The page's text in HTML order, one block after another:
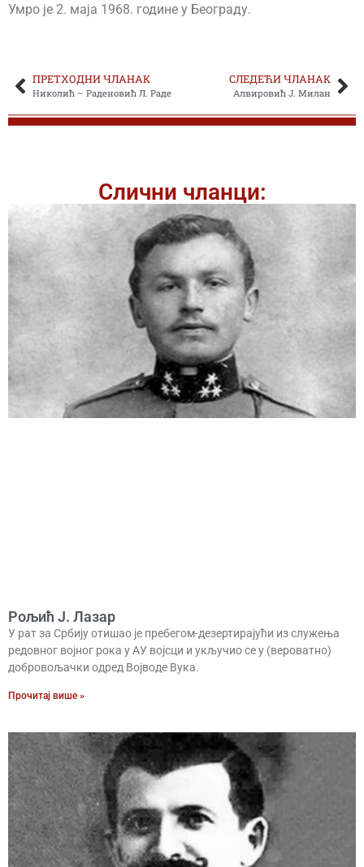
Умро је 2. маја 1968. године у Београду.
ПРЕТХОДНИ ЧЛАНАК
Николић – Раденовић Л. Раде
СЛЕДЕЋИ ЧЛАНАК
Алвировић Ј. Милан
Слични чланци:
Рољић Ј. Лазар
У рат за Србију отишао је пребегом-дезертирајући из служења
редовног војног рока у АУ војсци и укључио се у (вероватно)
добровољачки одред Војводе Вука.
Прочитај више »